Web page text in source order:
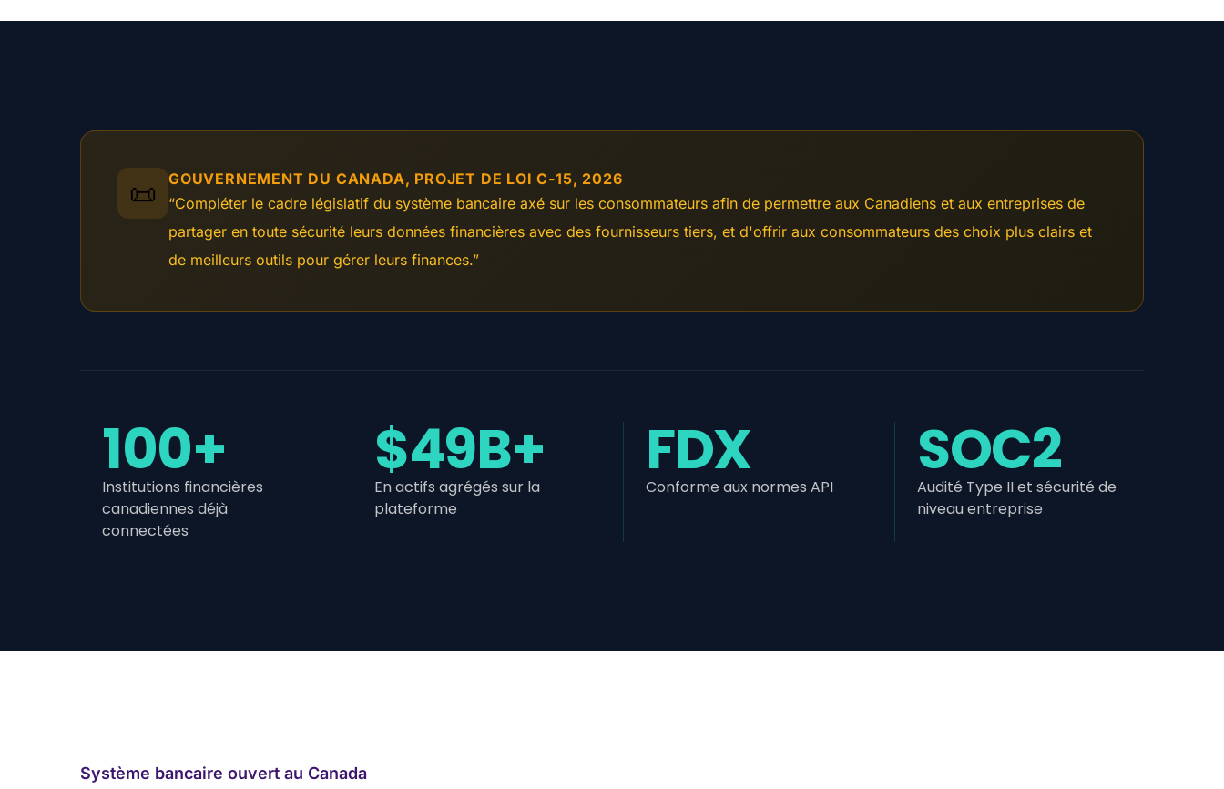
📜
GOUVERNEMENT DU CANADA, PROJET DE LOI C-15, 2026
“Compléter le cadre législatif du système bancaire axé sur les consommateurs afin de permettre aux Canadiens et aux entreprises de
partager en toute sécurité leurs données financières avec des fournisseurs tiers, et d'offrir aux consommateurs des choix plus clairs et
de meilleurs outils pour gérer leurs finances.”
100+
Institutions financières
canadiennes déjà
connectées
$49B+
En actifs agrégés sur la
plateforme
FDX
Conforme aux normes API SOC2
Audité Type II et sécurité de
niveau entreprise
Système bancaire ouvert au Canada